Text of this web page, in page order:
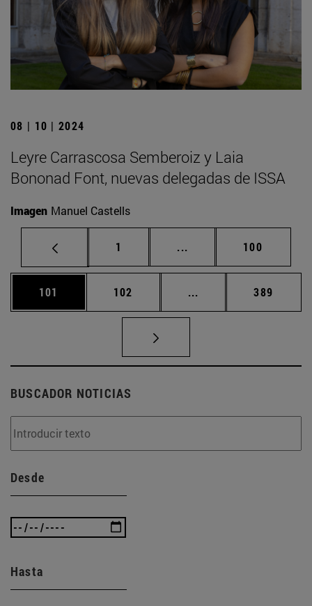
08 | 10 | 2024
Leyre Carrascosa Semberoiz y Laia
Bononad Font, nuevas delegadas de ISSA
Imagen Manuel Castells
Página
1 ... Páginas intermedias
Página
100
Página
101 Página
102 ... Páginas intermedias
Página
389
BUSCADOR NOTICIAS
Desde
Hasta